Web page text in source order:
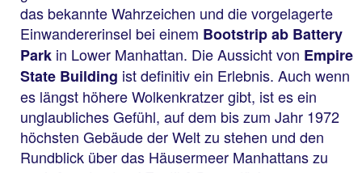
das bekannte Wahrzeichen und die vorgelagerte
Einwandererinsel bei einem Bootstrip ab Battery
Park in Lower Manhattan. Die Aussicht von Empire
State Building ist definitiv ein Erlebnis. Auch wenn
es längst höhere Wolkenkratzer gibt, ist es ein
unglaubliches Gefühl, auf dem bis zum Jahr 1972
höchsten Gebäude der Welt zu stehen und den
Rundblick über das Häusermeer Manhattans zu